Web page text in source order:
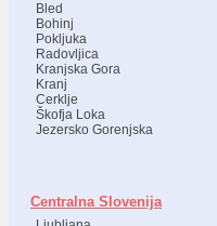
Bled
Bohinj
Pokljuka
Radovljica
Kranjska Gora
Kranj
Cerklje
Škofja Loka
Jezersko Gorenjska
Centralna Slovenija